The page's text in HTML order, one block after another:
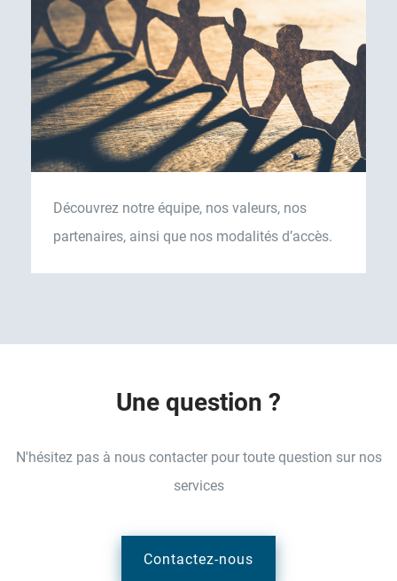
Découvrez notre équipe, nos valeurs, nos
partenaires, ainsi que nos modalités d’accès.
Une question ?
N'hésitez pas à nous contacter pour toute question sur nos
services
Contactez-nous